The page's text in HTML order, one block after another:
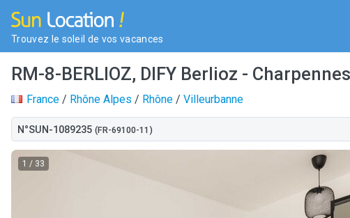
Trouvez le soleil de vos vacances
RM-8-BERLIOZ, DIFY Berlioz - Charpennes
France / Rhône Alpes / Rhône / Villeurbanne
N°SUN-1089235 (FR-69100-11)
1 / 33